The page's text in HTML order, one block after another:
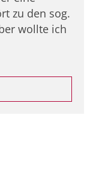
zu den sog.
wollte ich